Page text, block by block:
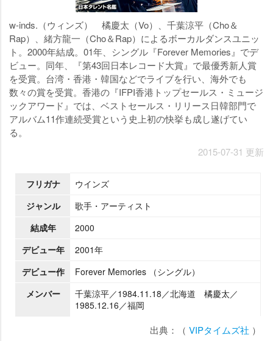
w-inds.（ウィンズ） 橘慶太（Vo）、千葉涼平（Cho＆
Rap）、緒方龍一（Cho＆Rap）によるボーカルダンスユニッ
ト。2000年結成。01年、シングル『Forever Memories』でデ
ビュー。同年、『第43回日本レコード大賞』で最優秀新人賞
を受賞。台湾・香港・韓国などでライブを行い、海外でも
数々の賞を受賞。香港の『IFPI香港トップセールス・ミュージ
ックアワード』では、ベストセールス・リリース日韓部門で
アルバム11作連続受賞という史上初の快挙も成し遂げてい
る。
2015-07-31 更新
フリガナ
ウインズ
ジャンル
歌手・アーティスト
結成年
2000
デビュー年
2001年
デビュー作
Forever Memories （シングル）
メンバー
千葉涼平／1984.11.18／北海道 橘慶太／
1985.12.16／福岡
出典：（ VIPタイムズ社 ）